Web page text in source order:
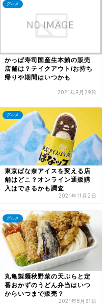
グルメ
かっぱ寿司国産生本鮪の販売
店舗は？テイクアウト/お持ち
帰りや期間はいつかも
2021年9月29日
グルメ
東京ばな奈アイスを変える店
舗はどこ？オンライン通販購
入はできるかも調査
2021年11月2日
グルメ
丸亀製麺秋野菜の天ぷらと定
番おかずのうどん弁当はいつ
からいつまで販売？
2021年8月31日